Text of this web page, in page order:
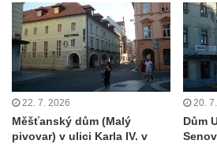
Dům čp. 109 v Kalinově ulici v Novém
Dům čp. 107 v Kalinově ulici v Novém
Dům čp. 46 v ulici T. G. Masaryka v
Boru
Dům čp. 106 v Kalinově ulici v Novém
(informační středisko)
22. 7. 2026
Měšťanský dům (Malý
pivovar) v ulici Karla IV. v
20.
Dům